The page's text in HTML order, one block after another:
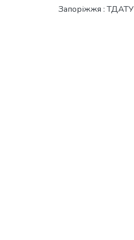
Запоріжжя : ТДАТУ